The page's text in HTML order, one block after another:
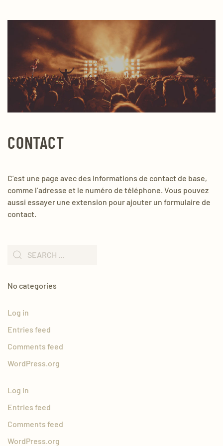
CONTACT
C’est une page avec des informations de contact de base,
comme l’adresse et le numéro de téléphone. Vous pouvez
aussi essayer une extension pour ajouter un formulaire de
contact.
No categories
Log in
Entries feed
Comments feed
WordPress.org
Log in
Entries feed
Comments feed
WordPress.org